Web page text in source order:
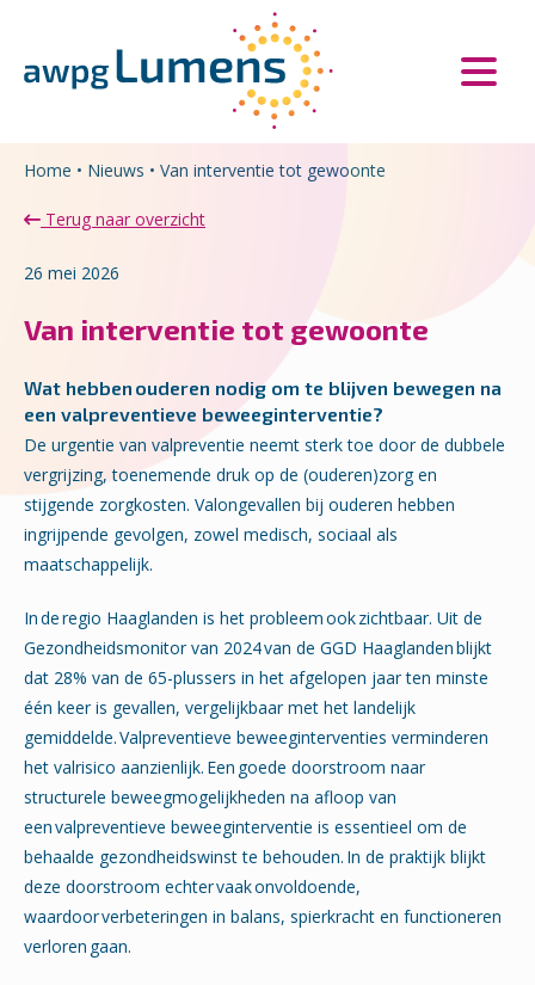
Home • Nieuws • Van interventie tot gewoonte
Terug naar overzicht
26 mei 2026
Van interventie tot gewoonte
Wat hebben ouderen nodig om te blijven bewegen na
een valpreventieve beweeginterventie?
De urgentie van valpreventie neemt sterk toe door de dubbele
vergrijzing, toenemende druk op de (ouderen)zorg en
stijgende zorgkosten. Valongevallen bij ouderen hebben
ingrijpende gevolgen, zowel medisch, sociaal als
maatschappelijk.
Inderegio Haaglanden is het probleemookzichtbaar. Uit de
Gezondheidsmonitor van 2024van de GGD Haaglandenblijkt
dat 28% van de 65-plussers in het afgelopen jaar ten minste
één keer is gevallen, vergelijkbaar met het landelijk
gemiddelde. Valpreventieve beweeginterventies verminderen
het valrisico aanzienlijk. Een goede doorstroom naar
structurele beweegmogelijkheden na afloop van
eenvalpreventieve beweeginterventie is essentieel om de
behaalde gezondheidswinst te behouden. In de praktijk blijkt
deze doorstroom echtervaakonvoldoende,
waardoorverbeteringen in balans, spierkracht en functioneren
verloren gaan.